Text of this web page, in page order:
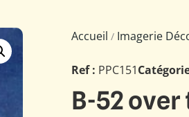
Accueil / Imagerie
Ref : PPC151
B-52